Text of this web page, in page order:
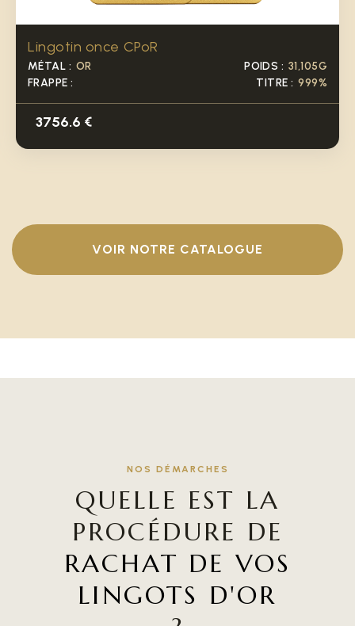
Lingotin 100g
MÉTAL : OR POIDS : 100,00 G
FRAPPE :
TITRE : 999;9‰
12079.1 €
VOIR NOTRE CATALOGUE
NOS DÉMARCHES
QUELLE EST LA
PROCÉDURE DE
RACHAT DE VOS
LINGOTS D'OR